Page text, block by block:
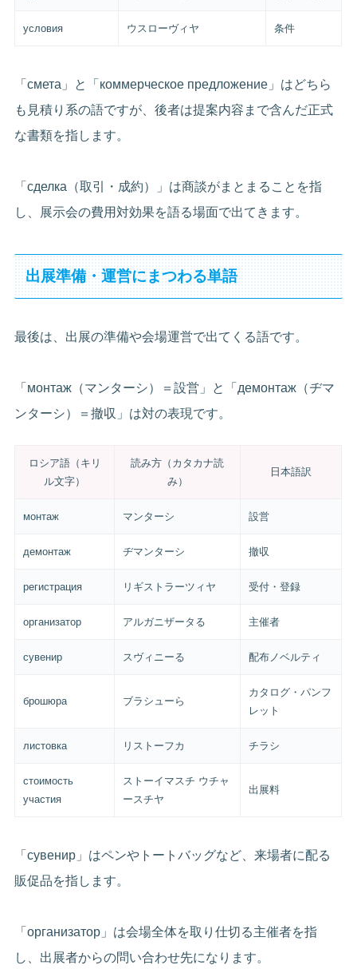
условия ウスローヴィヤ 条件
「смета」と「коммерческое предложение」はどちら
も見積り系の語ですが、後者は提案内容まで含んだ正式
な書類を指します。
「сделка（取引・成約）」は商談がまとまることを指
し、展示会の費用対効果を語る場面で出てきます。
出展準備・運営にまつわる単語
最後は、出展の準備や会場運営で出てくる語です。
「монтаж（マンターシ）＝設営」と「демонтаж（ヂマ
ンターシ）＝撤収」は対の表現です。
ロシア語（キリ
ル文字）
読み方（カタカナ読
み）
日本語訳
монтаж マンターシ 設営
демонтаж ヂマンターシ 撤収
регистрация リギストラーツィヤ 受付・登録
организатор アルガニザータる 主催者
сувенир スヴィニーる 配布ノベルティ
брошюра ブラシューら
カタログ・パンフ
レット
листовка リストーフカ チラシ
стоимость
участия
ストーイマスチ ウチャ
ースチヤ
出展料
「сувенир」はペンやトートバッグなど、来場者に配る
販促品を指します。
「организатор」は会場全体を取り仕切る主催者を指
し、出展者からの問い合わせ先になります。